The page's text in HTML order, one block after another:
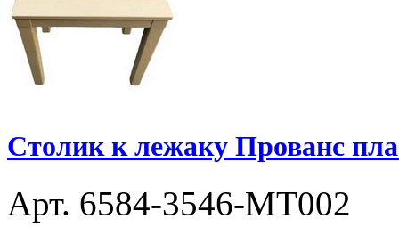
Столик к лежаку Прованс
Арт. 6584-3546-МТ002